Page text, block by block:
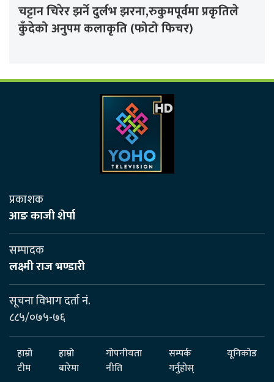
चट्टान चिरेर झर्ने दुर्लभ झरना,रुकुमपूर्वमा प्रकृतिले
कुँदेको अनुपम कलाकृति (फोटो फिचर)
प्रकाशक
आङ काजी शेर्पा
सम्पादक
लक्ष्मी राज भण्डारी
सूचना विभाग दर्ता नं.
८८५/०७५-७६
हाम्रो
टीम
हाम्रो
बारेमा
गोपनीयता
नीति
सम्पर्क
गर्नुहोस्
यूनिकोड